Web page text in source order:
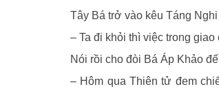
Tây Bá trở vào kêu Táng
– Ta đi khỏi thì việc trong
Nói rồi cho đòi Bá Áp Khảo
– Hôm qua Thiên tử đem